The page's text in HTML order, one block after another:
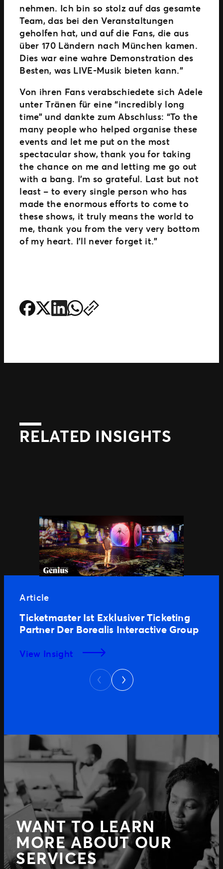
nehmen. Ich bin so stolz auf das gesamte
Team, das bei den Veranstaltungen
geholfen hat, und auf die Fans, die aus
über 170 Ländern nach München kamen.
Dies war eine wahre Demonstration des
Besten, was LIVE-Musik bieten kann.”
Von ihren Fans verabschiedete sich Adele
unter Tränen für eine “incredibly long
time” und dankte zum Abschluss: “To the
many people who helped organise these
events and let me put on the most
spectacular show, thank you for taking
the chance on me and letting me go out
with a bang. I’m so grateful. Last but not
least – to every single person who has
made the enormous efforts to come to
these shows, it truly means the world to
me, thank you from the very very bottom
of my heart. I’ll never forget it.”
RELATED INSIGHTS
Article
Ticketmaster Ist Exklusiver Ticketing
Partner Der Borealis Interactive Group
View Insight
Previous
Next
WANT TO LEARN
MORE ABOUT OUR
SERVICES